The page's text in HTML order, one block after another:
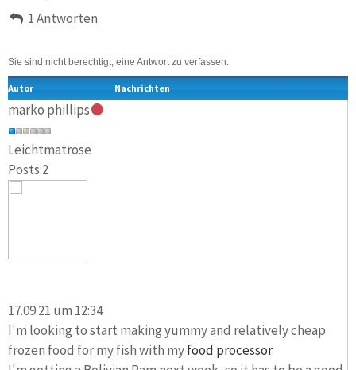
1 Antworten
Sie sind nicht berechtigt, eine Antwort zu verfassen.
Autor Nachrichten
marko phillips
Leichtmatrose
Posts:2
17.09.21 um 12:34
I'm looking to start making yummy and relatively cheap
frozen food for my fish with myfood processor.